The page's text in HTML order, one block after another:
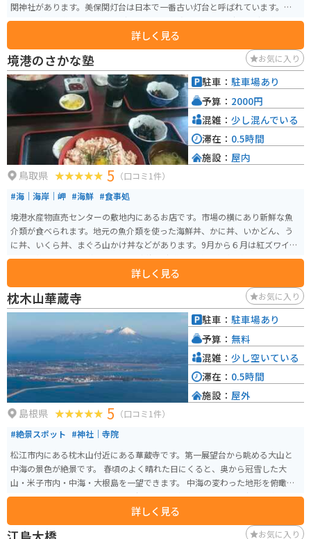
関神社があります。美保関灯台は日本で一番古い灯台と呼ばれています。灯台
までの道は山道で、ツーリングをするには丁度良いワインディングの道で
す。灯台には軽食の喫茶店もあり、また景色は素晴らしいです。中国地方の最
高峰大山から隠岐島まで見渡せます。
詳しく見る
境港のさかな塾 お気に入り
鳥取県 5 （口コミ1件）
#海｜海岸｜岬 #海鮮 #食事処
境港水産物直売センターの敷地内にあるお店です。市場の横にあり新鮮な魚
介類が食べられます。地元の魚介類を使った海鮮丼、かに丼、いかどん、う
に丼、いくら丼、まぐろ山かけ丼などがあります。9月から６月は紅ズワイガ
ニ食べ放題45分も開催されます。 中海、宍道湖を眺めながら向かうと良いで
す。北へ15分ほど走ると日本海が見渡せる展望台もあります。
詳しく見る
駐車： 駐車場あり
予算： 2000円
混雑： 少し混んでいる
滞在： 0.5時間
施設： 屋内
枕木山華蔵寺 お気に入り
島根県 5 （口コミ1件）
#絶景スポット #神社｜寺院
松江市内にある枕木山付近にある華蔵寺です。第一展望台から眺める大山と
中海の景色が絶景です。 春頃のよく晴れた日にくると、奥から冠雪した大
山・米子市内・中海・大根島を一望できます。 中海の変わった地形を俯瞰し
て見ることができるので、カメラ好きには人気のスポットで、夜景も絶景で
す。 道中の山道はヘアピンカーブが続く道なので、要注意。
詳しく見る
駐車： 駐車場あり
予算： 無料
混雑： 少し空いている
滞在： 0.5時間
施設： 屋外
お気に入り